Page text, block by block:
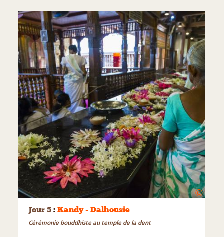
©
Jour 5 : Kandy - Dalhousie
Cérémonie bouddhiste au temple de la dent